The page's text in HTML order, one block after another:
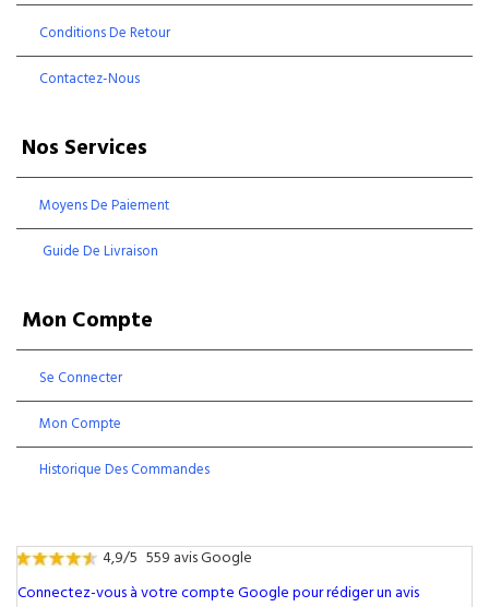
Conditions De Retour
Contactez-Nous
Nos Services
Moyens De Paiement
Guide De Livraison
Mon Compte
Se Connecter
Mon Compte
Historique Des Commandes
4,9/5 559 avis Google
Connectez-vous à votre compte Google pour rédiger un avis